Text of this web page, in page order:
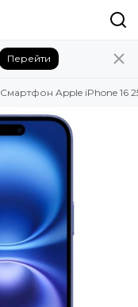
Перейти
Смартфон Apple iPhone 16